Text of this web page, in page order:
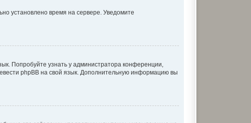
установлено время на сервере. Уведомите
Попробуйте узнать у администратора конференции,
phpBB на свой язык. Дополнительную информацию вы